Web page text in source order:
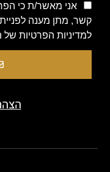
אני מאשר/ת כי
קשר, מתן מענה
למדיניות הפרטיות